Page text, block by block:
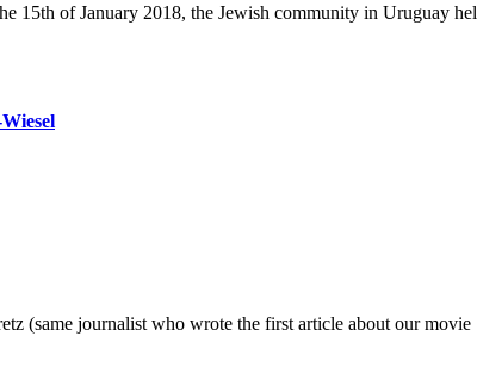
15th of January 2018, the Jewish community in Uruguay
(same journalist who wrote the first article about our